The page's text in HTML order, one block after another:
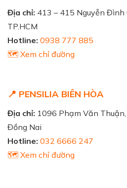
Địa chỉ: 413 – 415 Nguyễn Đình
TP.HCM
Hotline: 0938 777 885
🗺️ Xem chỉ đường
📍 PENSILIA BIÊN HÒA
Địa chỉ: 1096 Phạm Văn
Đồng Nai
Hotline: 032 6666 247
🗺️ Xem chỉ đường